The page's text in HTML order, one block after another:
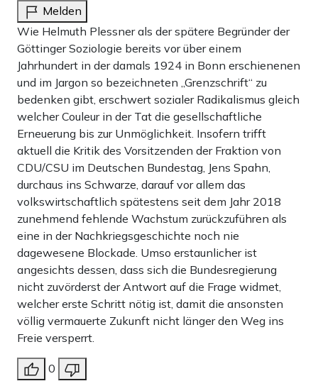
Melden
Wie Helmuth Plessner als der spätere Begründer der
Göttinger Soziologie bereits vor über einem
Jahrhundert in der damals 1924 in Bonn erschienenen
und im Jargon so bezeichneten „Grenzschrift“ zu
bedenken gibt, erschwert sozialer Radikalismus gleich
welcher Couleur in der Tat die gesellschaftliche
Erneuerung bis zur Unmöglichkeit. Insofern trifft
aktuell die Kritik des Vorsitzenden der Fraktion von
CDU/CSU im Deutschen Bundestag, Jens Spahn,
durchaus ins Schwarze, darauf vor allem das
volkswirtschaftlich spätestens seit dem Jahr 2018
zunehmend fehlende Wachstum zurückzuführen als
eine in der Nachkriegsgeschichte noch nie
dagewesene Blockade. Umso erstaunlicher ist
angesichts dessen, dass sich die Bundesregierung
nicht zuvörderst der Antwort auf die Frage widmet,
welcher erste Schritt nötig ist, damit die ansonsten
völlig vermauerte Zukunft nicht länger den Weg ins
Freie versperrt.
0